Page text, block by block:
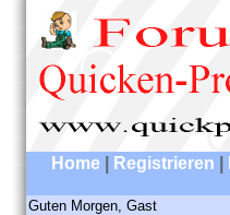
Home Registrieren
Guten Morgen, Gast